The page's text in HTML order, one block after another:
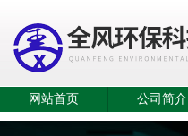
网站首页 公司简介